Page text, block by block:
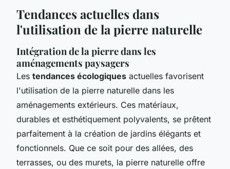
Tendances actuelles dans
l'utilisation de la pierre naturelle
Intégration de la pierre dans les
aménagements paysagers
Les tendances écologiques actuelles favorisent
l'utilisation de la pierre naturelle dans les
aménagements extérieurs. Ces matériaux,
durables et esthétiquement polyvalents, se prêtent
parfaitement à la création de jardins élégants et
fonctionnels. Que ce soit pour des allées, des
terrasses, ou des murets, la pierre naturelle offre